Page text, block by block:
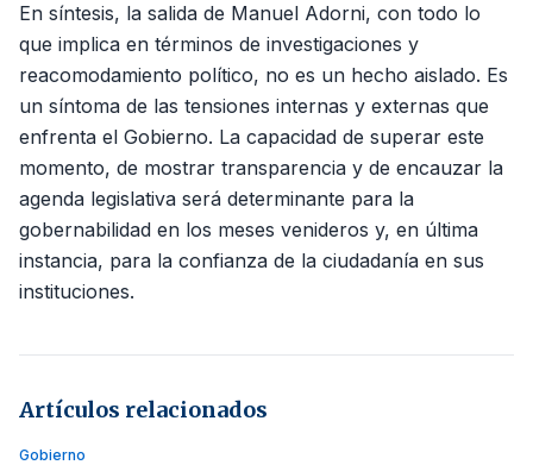
En síntesis, la salida de Manuel Adorni, con todo lo
que implica en términos de investigaciones y
reacomodamiento político, no es un hecho aislado. Es
un síntoma de las tensiones internas y externas que
enfrenta el Gobierno. La capacidad de superar este
momento, de mostrar transparencia y de encauzar la
agenda legislativa será determinante para la
gobernabilidad en los meses venideros y, en última
instancia, para la confianza de la ciudadanía en sus
instituciones.
Artículos relacionados
Gobierno